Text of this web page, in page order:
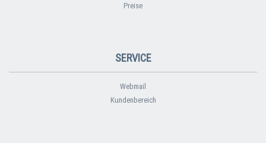
Preise
SERVICE
Webmail
Kundenbereich